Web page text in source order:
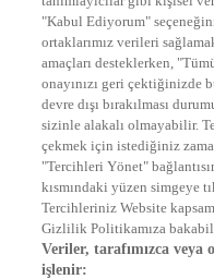
EURO STAR
KRAL POP TV
DYG Radyolar
NTV RADYO
KRAL FM
KRAL POP
EKSEN
VOYAGE
DYG Dijital
ntv.com.tr
ntvspor.net
secim.ntv.com.tr
startv.com.tr
kralmuzik.com.tr
"Kabul Ediyorum"
ortaklarımız verileri
amaçları desteklerken,
onayınızı geri çektiğinizde
devre dışı bırakılması
sizinle alakalı olmayabilir.
çekmek için istediğiniz
"Tercihleri Yönet"
kısmındaki yüzen simgeye
Tercihleriniz Website
Gizlilik Politikamıza
Veriler, tarafımızca veya
işlenir: